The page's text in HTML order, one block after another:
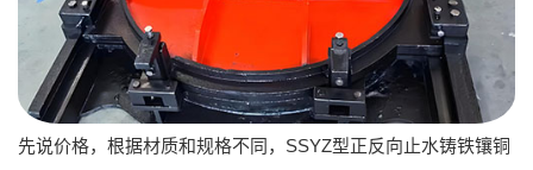
先说价格，根据材质和规格不同， SSYZ型正反向止水铸铁镶铜